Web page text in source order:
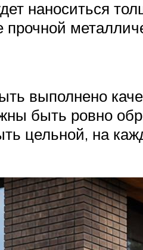
наноситься
выполнено
быть ровно
цельной, на